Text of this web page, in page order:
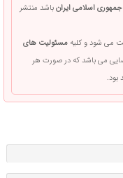
اسلامی ایرانباشد منتشر
می شود و کلیهمسئولیت های
می باشد که در صورت هر